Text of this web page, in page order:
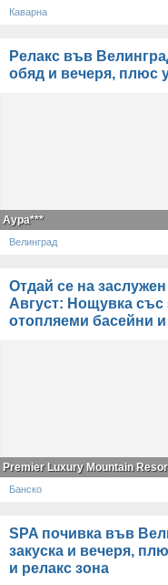
Каварна
Релакс във
обяд и вечеря, плюс
Аура***
Велинград
Отдай се на
Август: Нощувка със
отопляеми басейни и
Premier Luxury Mountain
Банско
SPA почивка във
закуска и вечеря,
и релакс зона